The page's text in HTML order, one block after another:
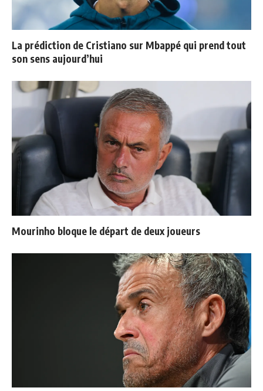
La prédiction de Cristiano sur Mbappé qui prend tout
son sens aujourd’hui
Mourinho bloque le départ de deux joueurs